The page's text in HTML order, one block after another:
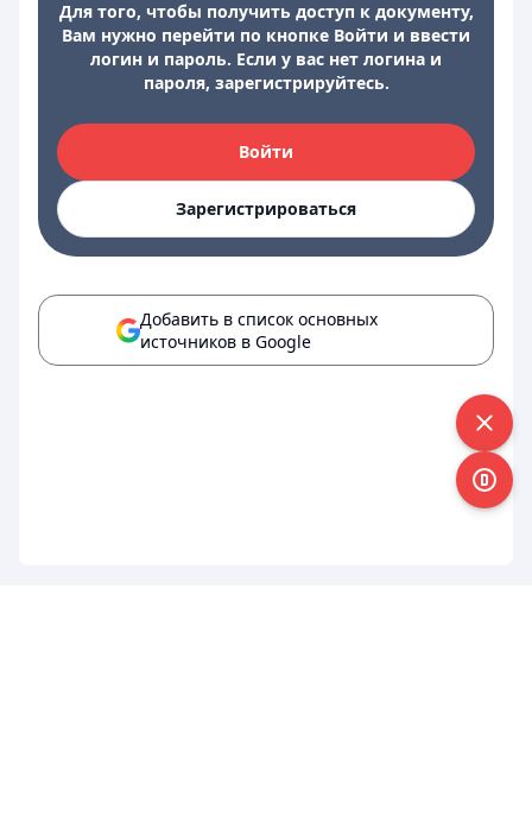
Для того, чтобы получить доступ к документу,
Вам нужно перейти по кнопке Войти и ввести
логин и пароль. Если у вас нет логина и
пароля, зарегистрируйтесь.
Войти
Зарегистрироваться
Добавить в список основных
источников в Google